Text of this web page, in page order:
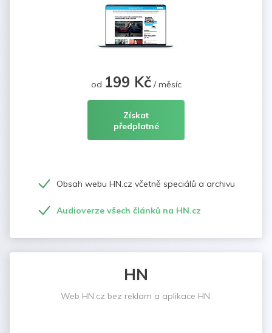
od 199 Kč/ měsíc
Získat
předplatné
Obsah webu HN.cz včetně speciálů a archivu
Audioverze všech článků na HN.cz
HN
Web HN.cz bez reklam a aplikace HN.